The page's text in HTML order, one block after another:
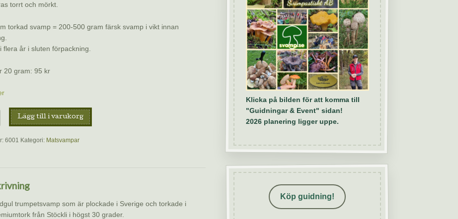
torrt och mörkt.
torkad svamp = 200-500 gram färsk svamp i vikt innan
flera år i sluten förpackning.
20 gram: 95 kr
Lägg till i varukorg
6001 Kategori: Matsvampar
trumpetsvamp som är plockade i Sverige och torkade i
från Stöckli i högst 30 grader.
Klicka på bilden för att komma till
"Guidningar & Event" sidan!
2026 planering ligger uppe.
Köp guidning!